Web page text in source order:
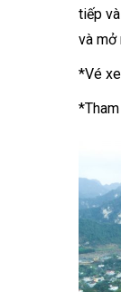
tiếp
và mở
*Vé